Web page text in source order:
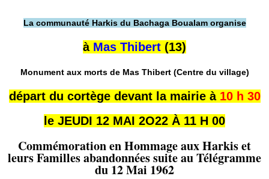
La communauté Harkis du Bachaga Boualam organise
à Mas Thibert (13)
Monument aux morts de Mas Thibert (Centre du village)
départ du cortègedevant la mairie à 10 h 30
le JEUDI 12 MAI 2O22 À 11 H 00
Commémoration en Hommage aux Harkis et
leurs Familles abandonnées suite au Télégramme
du 12 Mai 1962